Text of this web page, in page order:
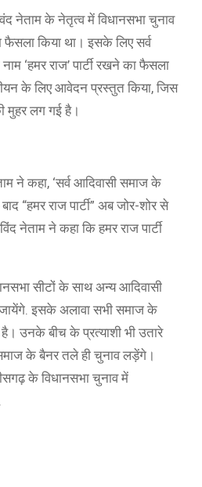
नेताम के नेतृत्व में विधानसभा चुनाव
फैसला किया था। इसके लिए सर्व
‘हमर राज’ पार्टी रखने का फैसला
के लिए आवेदन प्रस्तुत किया, जिस
मुहर लग गई है।
ने कहा, ‘सर्व आदिवासी समाज के
“हमर राज पार्टी” अब जोर-शोर से
नेताम ने कहा कि हमर राज पार्टी
सीटों के साथ अन्य आदिवासी
जायेंगे. इसके अलावा सभी समाज के
है। उनके बीच के प्रत्याशी भी उतारे
के बैनर तले ही चुनाव लड़ेंगे।
के विधानसभा चुनाव में